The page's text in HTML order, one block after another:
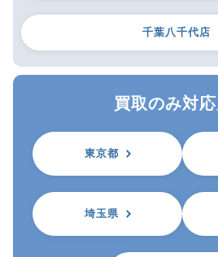
千葉八千代店
買取のみ対
東京都
埼玉県